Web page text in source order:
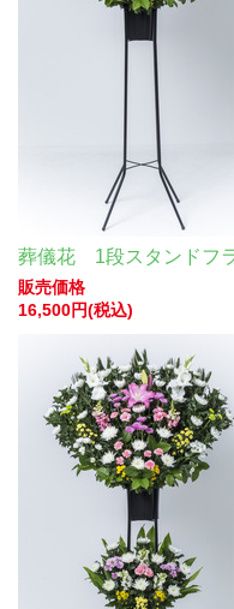
葬儀花 1段スタンドフ
販売価格
16,500円(税込)